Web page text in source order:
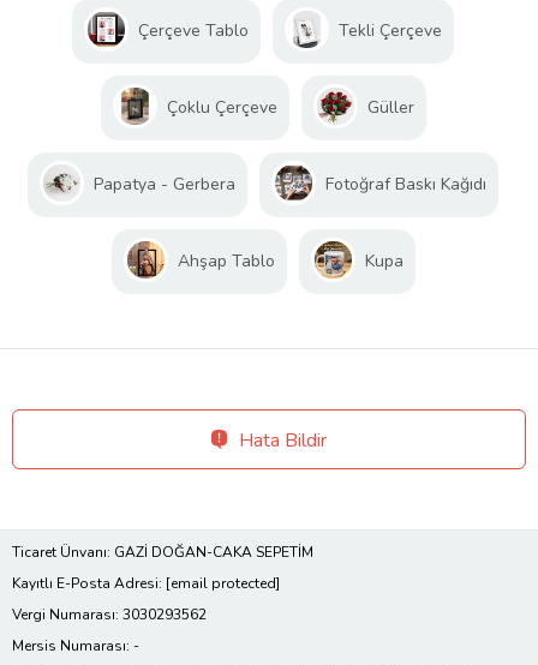
Çerçeve Tablo Tekli Çerçeve
Çoklu Çerçeve Güller
Papatya - Gerbera Fotoğraf Baskı Kağıdı
Ahşap Tablo Kupa
Hata Bildir
Ticaret Ünvanı: GAZİ DOĞAN-CAKA SEPETİM
Kayıtlı E-Posta Adresi: [email protected]
Vergi Numarası: 3030293562
Mersis Numarası: -